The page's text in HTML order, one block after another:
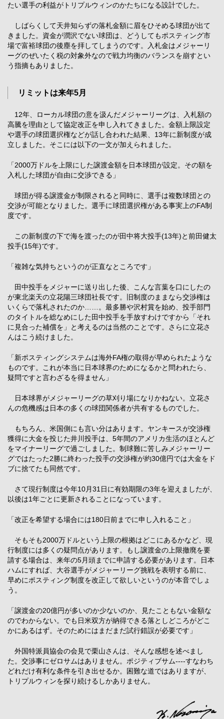
たい選手の利益がトリプルウィンのかたちになる設計でした。
しばらくして天井知らずの落札金額に眉をひそめる球団が出て
きました。資金が潤沢でない球団は、どうしてもポスティング市
場で富裕球団の後塵を拝してしまうのです。入札金はメジャーリ
ーグのぜいたく税の対象外なので戦力均衡のバランスを崩すとい
う指摘もありました。
リミットは来年5月
12年、ローカル球団の意を汲んだメジャーリーグは、入札額の
高騰を理由として協定改正を申し入れてきました。金額上限設定
や選手の球団選択権などが話し合われた結果、13年に新制度が成
立しました。そこには以下の一文が加えられました。
「2000万ドルを上限にした譲渡金額を日本球団が設定。その額を
入札した球団が自由に交渉できる」
球団が得る譲渡金が制限されると同時に、選手は複数球団との
交渉が可能となりました。選手に球団選択権がある事実上のFA制
度です。
この新制度の下で海を渡ったのが田中将大投手(13年)と前田健太
投手(15年)です。
「複雑な気持ちというのが正直なところです」
田中投手をメジャーに送り出した後、こんな言葉を口にしたの
が東北楽天の立花陽三球団社長です。旧制度のままなら交渉権は
いくらで落札されたのか……。最多勝や沢村賞を始め、投手部門
のタイトルを総なめにした田中投手を手放すわけですから「それ
に見合った補償を」と考えるのは当然のことです。さらに立花さ
んはこう続けました。
「新ポスティングシステムは海外FA権の取得が早められたような
ものです。これが本当に日本球界のためになるかと問われたら、
疑問ですと言わざるを得ません」
日本球界がメジャーリーグの草刈り場になりかねない。立花さ
んの危機感は日本の多くの球団関係者が共有するものでした。
もちろん、米国側にも言い分はあります。ヤンキースが交渉権
獲得に大金を投じた井川投手は、5年間のアメリカ生活のほとんど
をマイナーリーグで過ごしました。制球難に苦しみメジャーリー
グではたった2勝に終わった投手の交渉権が約30億円では大金をド
ブに捨てたも同然です。
さて現行制度は今年10月31日に有効期限の3年を迎えましたが、
以後は1年ごとに更新されることになっています。
「改正を希望する場合には180日前までに申し入れること」
そもそも2000万ドルという上限の根拠はどこにあるかなど、現
行制度には多くの疑問点があります。もし譲渡金の上限撤廃を要
請する場合は、来年の5月頭までに申請する必要があります。日本
ハムにすれば、大谷選手がメジャーリーグ挑戦を表明する前に、
早めにポスティング制度を改正して欲しいというのが本音でしょ
う。
「譲渡金の20億円が多いのか少ないのか、見たこともない金額な
のでわからない。でも日米双方が納得できる落としどころがどこ
かにあるはず。そのためにはまだまだ試行錯誤が必要です」
外国特派員協会の会見で栗山さんは、そんな感想を述べまし
た。交渉事にゼロサムはありません。ポジティブサム----すなわち
どれだけ有利な条件を引き出せるか。困難な道ではありますが、
トリプルウィンを探り続けるしかありません。